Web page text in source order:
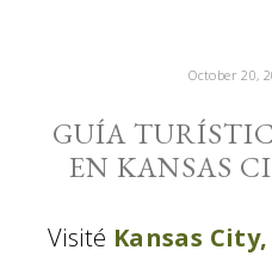
October 20,
GUÍA
EN KANSAS
Visité Kansas